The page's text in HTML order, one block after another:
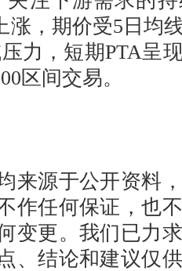
涨，期价受5日均
力，短期PTA呈
区间交易。
源于公开资料，
作任何保证，也
变更。我们已力
、结论和建议仅